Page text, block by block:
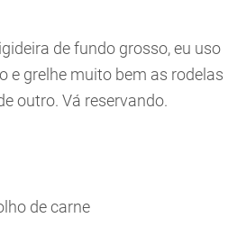
de fundo grosso, eu uso
e grelhe muito bem as rodelas
outro. Vá reservando.
de carne